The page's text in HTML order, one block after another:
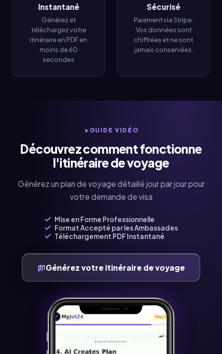
Instantané
Générez et
téléchargez votre
itinéraire en PDF en
moins de 60
secondes
Sécurisé
Paiement via Stripe.
Vos données sont
chiffrées et ne sont
jamais conservées.
GUIDE VIDÉO
Découvrez comment fonctionne
l'itinéraire de voyage
Générez un plan de voyage détaillé jour par jour pour
votre demande de visa
Mise en Forme Professionnelle
Format Accepté par les Ambassades
Téléchargement PDF Instantané
Générez votre itinéraire de voyage